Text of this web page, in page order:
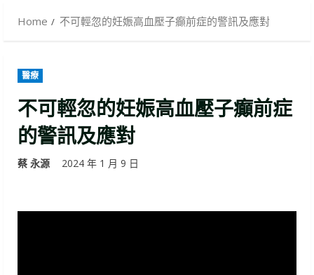
Home 不可輕忽的妊娠高血壓子癲前症的警訊及應對
醫療
不可輕忽的妊娠高血壓子癲前症
的警訊及應對
蔡 永源 2024 年 1 月 9 日